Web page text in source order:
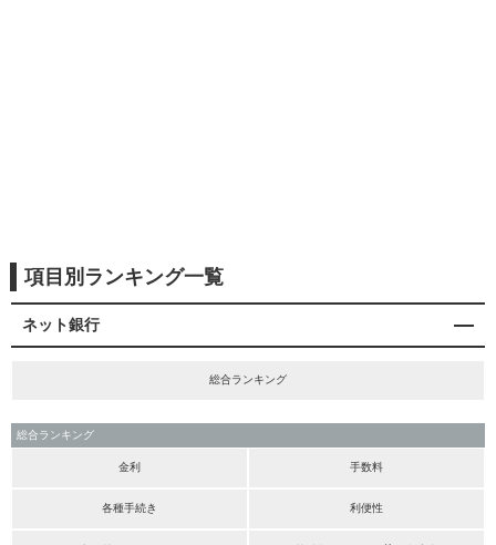
項目別ランキング一覧
ネット銀行
総合ランキング
総合ランキング
金利 手数料
各種手続き 利便性